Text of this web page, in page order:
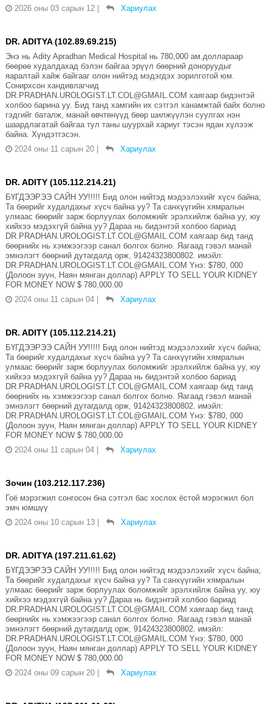
2026 оны 03 сарын 12 | Хариулах
DR. ADITYA (102.89.69.215)
Энэ нь Adity Apradhan Medical Hospital нь 780,000 ам.доллараар
бөөрөө худалдахад бэлэн байгаа эрүүл бөөрний доноруудыг
яаралтай хайж байгааг олон нийтэд мэдэгдэх зорилготой юм.
Сонирхсон хандивлагчид
DR.PRADHAN.UROLOGIST.LT.COL@GMAIL.COM хаягаар бидэнтэй
холбоо барина уу. Бид танд хамгийн их сэтгэл ханамжтай байх болно
гэдгийг баталж, манай өвчтөнүүд бөөр шилжүүлэн суулгах нэн
шаардлагатай байгаа тул таны шуурхай хариуг тэсэн ядан хүлээж
байна. Хүндэтгэсэн.
2024 оны 11 сарын 20 | Хариулах
DR. ADITY (105.112.214.21)
БҮГДЭЭРЭЭ САЙН УУ!!!!! Бид олон нийтэд мэдээлэхийг хүсч байна;
Та бөөрийг худалдахыг хүсч байна уу? Та санхүүгийн хямралын
улмаас бөөрийг зарж борлуулах боломжийг эрэлхийлж байна уу, юу
хийхээ мэдэхгүй байна уу? Дараа нь бидэнтэй холбоо бариад
DR.PRADHAN.UROLOGIST.LT.COL@GMAIL.COM хаягаар бид танд
бөөрнийх нь хэмжээгээр санал болгох болно. Яагаад гэвэл манай
эмнэлэгт бөөрний дутагдалд орж, 91424323800802. имэйл:
DR.PRADHAN.UROLOGIST.LT.COL@GMAIL.COM Yнэ: $780, 000
(Долоон зуун, Наян мянган доллар) APPLY TO SELL YOUR KIDNEY
FOR MONEY NOW $ 780,000.00
2024 оны 11 сарын 04 | Хариулах
DR. ADITY (105.112.214.21)
БҮГДЭЭРЭЭ САЙН УУ!!!!! Бид олон нийтэд мэдээлэхийг хүсч байна;
Та бөөрийг худалдахыг хүсч байна уу? Та санхүүгийн хямралын
улмаас бөөрийг зарж борлуулах боломжийг эрэлхийлж байна уу, юу
хийхээ мэдэхгүй байна уу? Дараа нь бидэнтэй холбоо бариад
DR.PRADHAN.UROLOGIST.LT.COL@GMAIL.COM хаягаар бид танд
бөөрнийх нь хэмжээгээр санал болгох болно. Яагаад гэвэл манай
эмнэлэгт бөөрний дутагдалд орж, 91424323800802. имэйл:
DR.PRADHAN.UROLOGIST.LT.COL@GMAIL.COM Yнэ: $780, 000
(Долоон зуун, Наян мянган доллар) APPLY TO SELL YOUR KIDNEY
FOR MONEY NOW $ 780,000.00
2024 оны 11 сарын 04 | Хариулах
Зочин (103.212.117.236)
Гоё мэрэгжил сонгосон бна сэтгэл бас хослох ёстой мэрэгжил бол
эмч юмшүү
2024 оны 10 сарын 13 | Хариулах
DR. ADITYA (197.211.61.62)
БҮГДЭЭРЭЭ САЙН УУ!!!!! Бид олон нийтэд мэдээлэхийг хүсч байна;
Та бөөрийг худалдахыг хүсч байна уу? Та санхүүгийн хямралын
улмаас бөөрийг зарж борлуулах боломжийг эрэлхийлж байна уу, юу
хийхээ мэдэхгүй байна уу? Дараа нь бидэнтэй холбоо бариад
DR.PRADHAN.UROLOGIST.LT.COL@GMAIL.COM хаягаар бид танд
бөөрнийх нь хэмжээгээр санал болгох болно. Яагаад гэвэл манай
эмнэлэгт бөөрний дутагдалд орж, 91424323800802. имэйл:
DR.PRADHAN.UROLOGIST.LT.COL@GMAIL.COM Yнэ: $780, 000
(Долоон зуун, Наян мянган доллар) APPLY TO SELL YOUR KIDNEY
FOR MONEY NOW $ 780,000.00
2024 оны 09 сарын 20 | Хариулах